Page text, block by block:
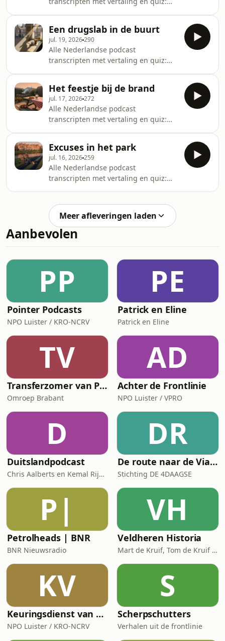
Een drugslab in de buurt
jul. 19, 2026290
Alle Nederlandse podcast
transcripten met vertaling en quiz:
Het feestje bij de brand
jul. 17, 2026272
Alle Nederlandse podcast
transcripten met vertaling en quiz:
Excuses in het park
jul. 16, 2026259
Alle Nederlandse podcast
transcripten met vertaling en quiz:
Meer afleveringen laden
Aanbevolen
PP
Pointer Podcasts
NPO Luister / KRO-NCRV
PE
Patrick en Eline
Patrick en Eline
TV
Transferzomer van PSV
Omroep Brabant
AD
Achter de Frontlinie
NPO Luister / VPRO
D
Duitslandpodcast
Chris Aalberts en Kemal Rijken
DR
De route naar de Via Gladiola: de officiële podcast van de 4Daagse
Stichting DE 4DAAGSE
P|
Petrolheads | BNR
BNR Nieuwsradio
VH
Veldheren Historia
Mart de Kruif, Tom de Kruif / National Geographic Historia, Corti Media
KV
Keuringsdienst van Waarde
NPO Luister / KRO-NCRV
S
Scherpschutters
Verhalen uit de frontlinie